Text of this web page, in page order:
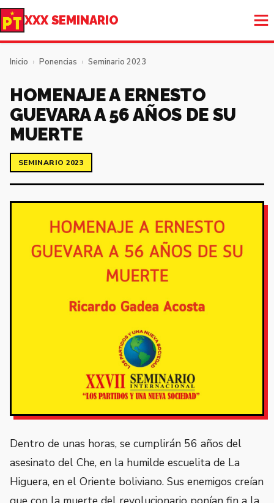
XXX SEMINARIO
Inicio › Ponencias › Seminario 2023
HOMENAJE A ERNESTO
GUEVARA A 56 AÑOS DE SU
MUERTE
SEMINARIO 2023
Dentro de unas horas, se cumplirán 56 años del
asesinato del Che, en la humilde escuelita de La
Higuera, en el Oriente boliviano. Sus enemigos creían